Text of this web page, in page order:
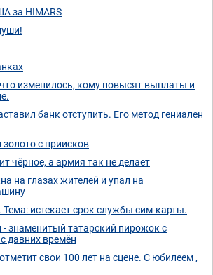
за HIMARS
изменилось, кому повысят выплаты и
банк отступить. Его метод гениален
с приисков
чёрное, а армия так не делает
на глазах жителей и упал на
истекает срок службы сим-карты.
знаменитый татарский пирожок с
давних времён
свои 100 лет на сцене. С юбилеем ,